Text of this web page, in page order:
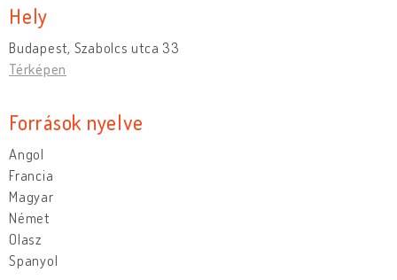
Hely
Budapest, Szabolcs utca 33
Térképen
Források nyelve
Angol
Francia
Magyar
Német
Olasz
Spanyol